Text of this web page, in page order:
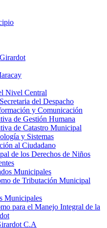
Nivel Central
del Despacho
y Comunicación
de Gestión Humana
de Catastro Municipal
y Sistemas
al Ciudadano
de los Derechos de Niños
Municipales
de Tributación Municipal
Municipales
para el Manejo Integral de la
C.A